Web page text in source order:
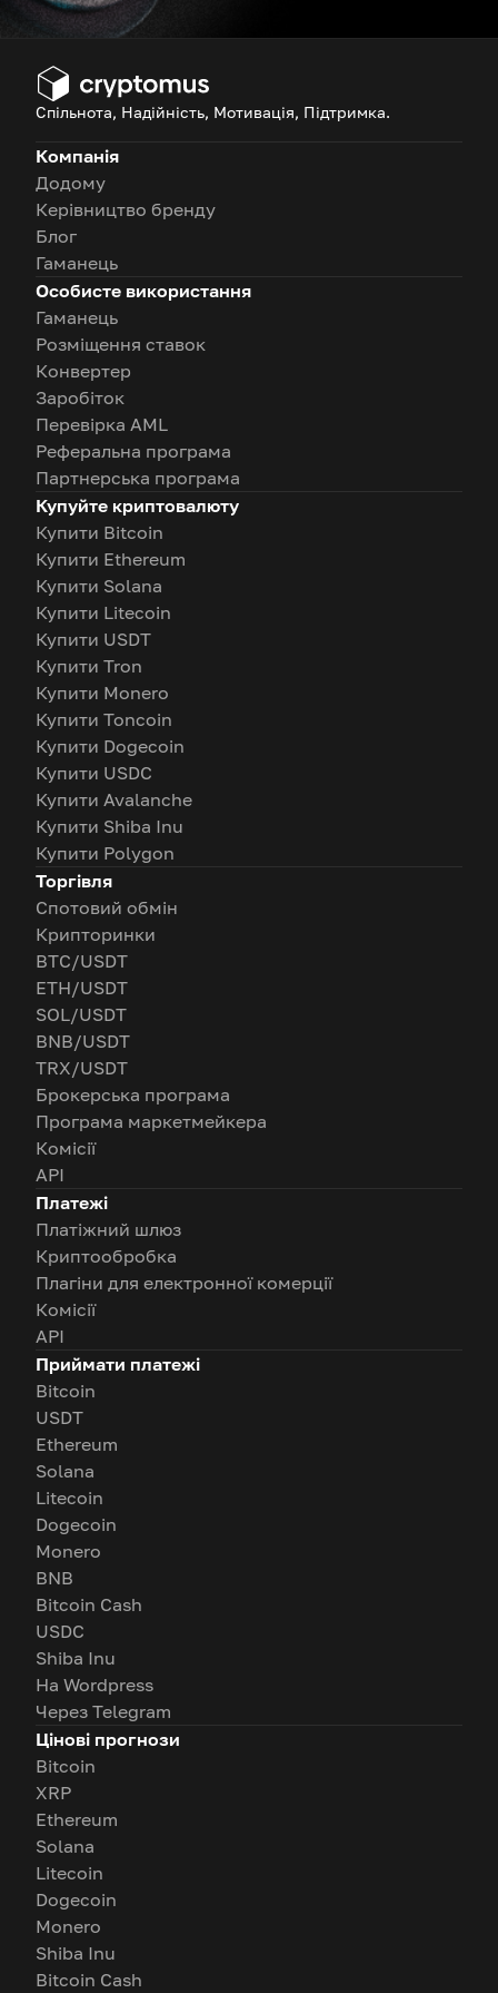
Спільнота, Надійність, Мотивація, Підтримка.
Компанія
Додому
Керівництво бренду
Блог
Гаманець
Особисте використання
Гаманець
Розміщення ставок
Конвертер
Заробіток
Перевірка AML
Реферальна програма
Партнерська програма
Купуйте криптовалюту
Купити Bitcoin
Купити Ethereum
Купити Solana
Купити Litecoin
Купити USDT
Купити Tron
Купити Monero
Купити Toncoin
Купити Dogecoin
Купити USDC
Купити Avalanche
Купити Shiba Inu
Купити Polygon
Торгівля
Спотовий обмін
Крипторинки
BTC/USDT
ETH/USDT
SOL/USDT
BNB/USDT
TRX/USDT
Брокерська програма
Програма маркетмейкера
Комісії
API
Платежі
Платіжний шлюз
Криптообробка
Плагіни для електронної комерції
Комісії
API
Приймати платежі
Bitcoin
USDT
Ethereum
Solana
Litecoin
Dogecoin
Monero
BNB
Bitcoin Cash
USDC
Shiba Inu
На Wordpress
Через Telegram
Цінові прогнози
Bitcoin
XRP
Ethereum
Solana
Litecoin
Dogecoin
Monero
Shiba Inu
Bitcoin Cash